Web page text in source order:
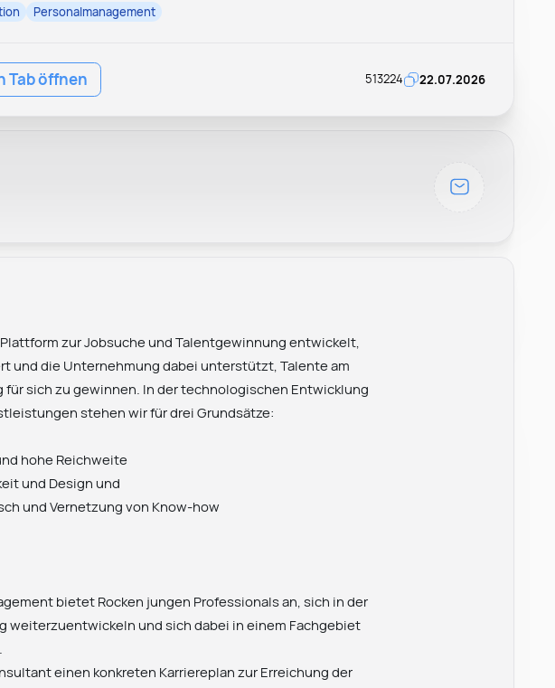
Personalmanagement
Tab öffnen 513224 22.07.2026
zur Jobsuche und Talentgewinnung entwickelt,
und die Unternehmung dabei unterstützt, Talente am
für sich zu gewinnen. In der technologischen Entwicklung
stehen wir für drei Grundsätze:
hohe Reichweite
und Design und
und Vernetzung von Know-how
bietet Rocken jungen Professionals an, sich in der
weiterzuentwickeln und sich dabei in einem Fachgebiet
einen konkreten Karriereplan zur Erreichung der